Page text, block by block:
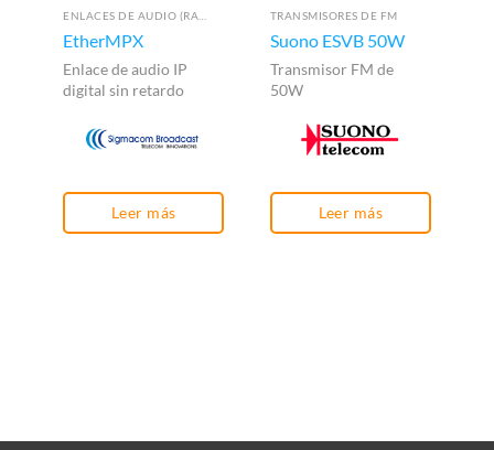
EtherMPX
Enlace de audio IP
digital sin retardo
Leer más
TRANSMISORES DE FM
Suono ESVB 50W
Transmisor FM de
50W
Leer más